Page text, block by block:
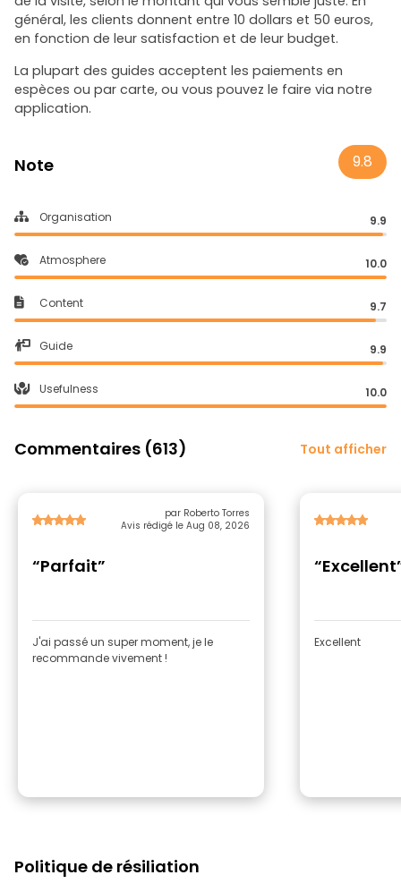
général, les clients donnent entre 10 dollars et 50 euros,
en fonction de leur satisfaction et de leur budget.
La plupart des guides acceptent les paiements en
espèces ou par carte, ou vous pouvez le faire via notre
application.
Note 9.8
Organisation 9.9
Atmosphere 10.0
Content 9.7
Guide 9.9
Usefulness 10.0
Commentaires (613) Tout afficher
par Roberto Torres
Avis rédigé le Aug 08, 2026
“Parfait”
J'ai passé un super moment, je le
recommande vivement !
Excellent
Politique de résiliation